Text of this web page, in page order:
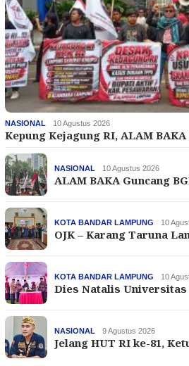
NASIONAL 10 Agustus 2026
Kepung Kejagung RI, ALAM
NASIONAL 10 Agustus 2026
ALAM BAKA Guncang
KOTA BANDAR LAMPUNG 10
OJK – Karang Taruna
KOTA BANDAR LAMPUNG 10
Dies Natalis
NASIONAL 9 Agustus 2026
Jelang HUT RI ke-81,